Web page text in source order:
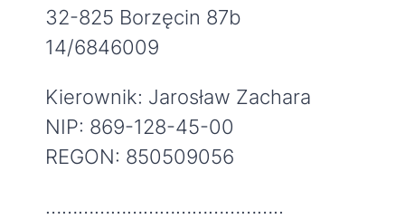
32-825 Borzęcin 87b
14/6846009
Kierownik: Jarosław Zachara
NIP: 869-128-45-00
REGON: 850509056
……………………………………..